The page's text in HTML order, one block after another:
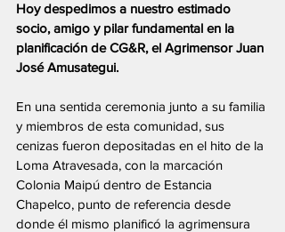
Hoy despedimos a nuestro estimado
socio, amigo y pilar fundamental en la
planificación de CG&R, el Agrimensor Juan
José Amusategui.
En una sentida ceremonia junto a su familia
y miembros de esta comunidad, sus
cenizas fueron depositadas en el hito de la
Loma Atravesada, con la marcación
Colonia Maipú dentro de Estancia
Chapelco, punto de referencia desde
donde él mismo planificó la agrimensura